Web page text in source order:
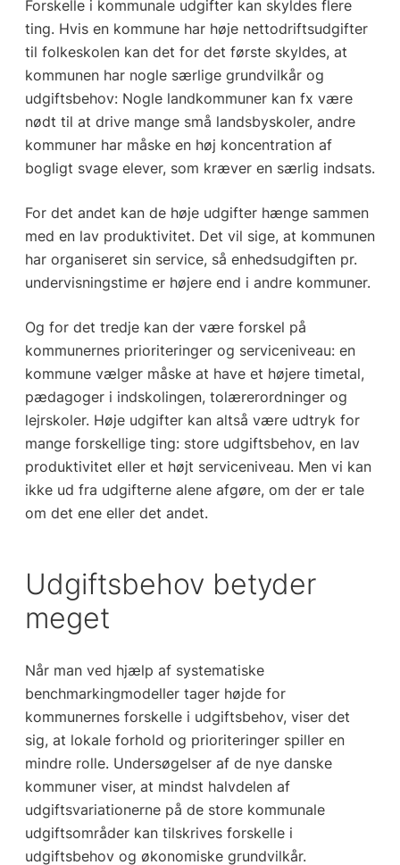
Forskelle i kommunale udgifter kan skyldes flere
ting. Hvis en kommune har høje nettodriftsudgifter
til folkeskolen kan det for det første skyldes, at
kommunen har nogle særlige grundvilkår og
udgiftsbehov: Nogle landkommuner kan fx være
nødt til at drive mange små landsbyskoler, andre
kommuner har måske en høj koncentration af
bogligt svage elever, som kræver en særlig indsats.
For det andet kan de høje udgifter hænge sammen
med en lav produktivitet. Det vil sige, at kommunen
har organiseret sin service, så enhedsudgiften pr.
undervisningstime er højere end i andre kommuner.
Og for det tredje kan der være forskel på
kommunernes prioriteringer og serviceniveau: en
kommune vælger måske at have et højere timetal,
pædagoger i indskolingen, tolærerordninger og
lejrskoler. Høje udgifter kan altså være udtryk for
mange forskellige ting: store udgiftsbehov, en lav
produktivitet eller et højt serviceniveau. Men vi kan
ikke ud fra udgifterne alene afgøre, om der er tale
om det ene eller det andet.
Udgiftsbehov betyder
meget
Når man ved hjælp af systematiske
benchmarkingmodeller tager højde for
kommunernes forskelle i udgiftsbehov, viser det
sig, at lokale forhold og prioriteringer spiller en
mindre rolle. Undersøgelser af de nye danske
kommuner viser, at mindst halvdelen af
udgiftsvariationerne på de store kommunale
udgiftsområder kan tilskrives forskelle i
udgiftsbehov og økonomiske grundvilkår.